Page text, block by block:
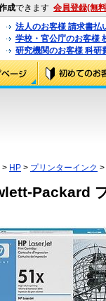
成できます 会員登録(無
法人のお客様 請求書払
学校・官公庁のお客様
研究機関のお客様 科研
> HP > プリンターインク
Packard